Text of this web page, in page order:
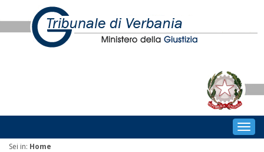
Sei in: Home